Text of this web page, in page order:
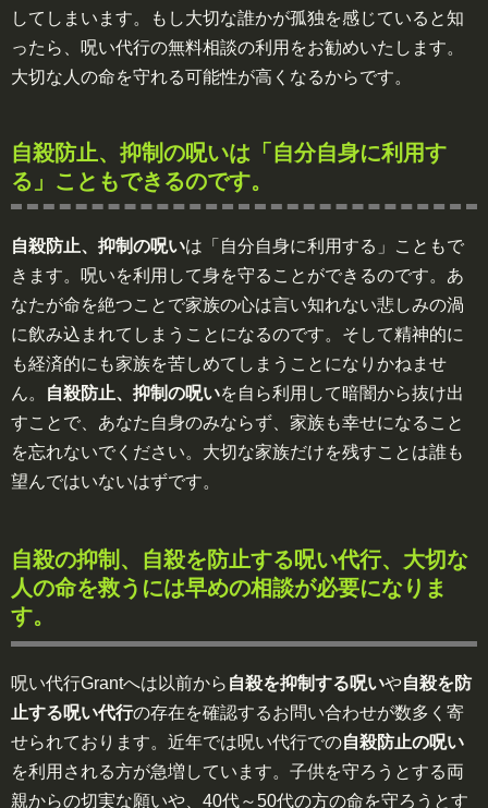
してしまいます。もし大切な誰かが孤独を感じていると知
ったら、呪い代行の無料相談の利用をお勧めいたします。
大切な人の命を守れる可能性が高くなるからです。
自殺防止、抑制の呪いは「自分自身に利用す
る」こともできるのです。
自殺防止、抑制の呪いは「自分自身に利用する」こともで
きます。呪いを利用して身を守ることができるのです。あ
なたが命を絶つことで家族の心は言い知れない悲しみの渦
に飲み込まれてしまうことになるのです。そして精神的に
も経済的にも家族を苦しめてしまうことになりかねませ
ん。
自殺防止、抑制の呪いを自ら利用して暗闇から抜け出
すことで、あなた自身のみならず、家族も幸せになること
を忘れないでください。大切な家族だけを残すことは誰も
望んではいないはずです。
自殺の抑制、自殺を防止する呪い代行、大切な
人の命を救うには早めの相談が必要になりま
す。
呪い代行Grantへは以前から 自殺を抑制する呪いや自殺を防
止する呪い代行の存在を確認するお問い合わせが数多く寄
せられております。近年では呪い代行での自殺防止の呪い
を利用される方が急増しています。子供を守ろうとする両
親からの切実な願いや、40代～50代の方の命を守ろうとす